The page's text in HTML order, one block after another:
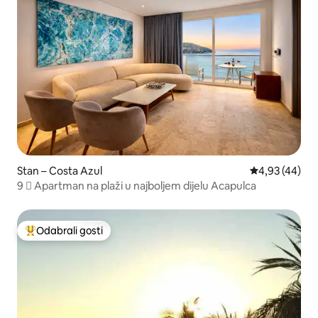
Stan – Costa Azul Prosječna
4,93 (44)
9 ️⃣ Apartman na plaži u najboljem dijelu Acapulca
Među najviše rangiranima s oznakom „Odabrali gosti”
Odabrali gosti